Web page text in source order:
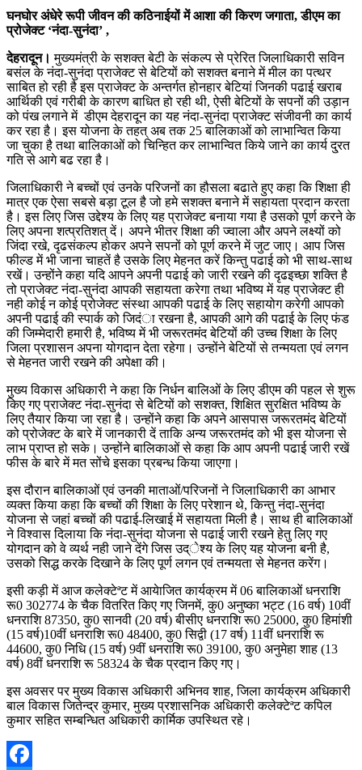
घनघोर अंधेरे रूपी जीवन की कठिनाईयों में आशा की किरण जगाता, डीएम का
प्रोजेक्ट ‘नंदा-सुनंदा’ ,
देहरादून। मुख्यमंत्री के सशक्त बेटी के संकल्प से प्रेरित जिलाधिकारी सविन
बसंल के नंदा-सुनंदा प्राजेक्ट से बेटियों को सशक्त बनाने में मील का पत्थर
साबित हो रही है इस प्राजेक्ट के अन्तर्गत होनहार बेटियां जिनकी पढाई खराब
आर्थिकी एवं गरीबी के कारण बाधित हो रही थी, ऐसी बेटियों के सपनों की उड़ान
को पंख लगाने में डीएम देहरादून का यह नंदा-सुनंदा प्राजेक्ट संजीवनी का कार्य
कर रहा है। इस योजना के तहत् अब तक 25 बालिकाओं को लाभान्वित किया
जा चुका है तथा बालिकाओं को चिन्हित कर लाभान्वित किये जाने का कार्य दु्रत
गति से आगे बढ रहा है।
जिलाधिकारी ने बच्चों एवं उनके परिजनों का हौसला बढाते हुए कहा कि शिक्षा ही
मात्र एक ऐसा सबसे बड़ा टूल है जो हमे सशक्त बनाने में सहायता प्रदान करता
है। इस लिए जिस उद्देश्य के लिए यह प्राजेक्ट बनाया गया है उसको पूर्ण करने के
लिए अपना शत्प्रतिशत् दें। अपने भीतर शिक्षा की ज्वाला और अपने लक्ष्यों को
जिंदा रखे, दृढसंकल्प होकर अपने सपनों को पूर्ण करने में जुट जाए। आप जिस
फील्ड में भी जाना चाहतें है उसके लिए मेहनत करें किन्तु पढाई को भी साथ-साथ
रखें। उन्होंने कहा यदि आपने अपनी पढाई को जारी रखने की दृढइच्छा शक्ति है
तो प्राजेक्ट नंदा-सुनंदा आपकी सहायता करेगा तथा भविष्य में यह प्राजेक्ट ही
नही कोई न कोई प्रोजेक्ट संस्था आपकी पढाई के लिए सहायोग करेगी आपको
अपनी पढाई की स्पार्क को जिदंा रखना है, आपकी आगे की पढाई के लिए फंड
की जिम्मेदारी हमारी है, भविष्य में भी जरूरतमंद बेटियों की उच्च शिक्षा के लिए
जिला प्रशासन अपना योगदान देता रहेगा। उन्होंने बेटियों से तन्मयता एवं लगन
से मेहनत जारी रखने की अपेक्षा की।
मुख्य विकास अधिकारी ने कहा कि निर्धन बालिओं के लिए डीएम की पहल से शुरू
किए गए प्राजेक्ट नंदा-सुनंदा से बेटियों को सशक्त, शिक्षित सुरक्षित भविष्य के
लिए तैयार किया जा रहा है। उन्होंने कहा कि अपने आसपास जरूरतमंद बेटियों
को प्रोजेक्ट के बारे में जानकारी दें ताकि अन्य जरूरतमंद को भी इस योजना से
लाभ प्राप्त हो सके। उन्होंने बालिकाओं से कहा कि आप अपनी पढाई जारी रखें
फीस के बारे में मत सोंचे इसका प्रबन्ध किया जाएगा।
इस दौरान बालिकाओं एवं उनकी माताओं/परिजनों ने जिलाधिकारी का आभार
व्यक्त किया कहा कि बच्चों की शिक्षा के लिए परेशान थे, किन्तु नंदा-सुनंदा
योजना से जहां बच्चों की पढाई-लिखाई में सहायता मिली है। साथ ही बालिकाओं
ने विश्वास दिलाया कि नंदा-सुनंदा योजना से पढाई जारी रखने हेतु लिए गए
योगदान को वे व्यर्थ नही जाने देंगे जिस उद्ेश्य के लिए यह योजना बनी है,
उसको सिद्ध करके दिखाने के लिए पूर्ण लगन एवं तन्मयता से मेहनत करेंग।
इसी कड़ी में आज कलेक्टेªट में आयेाजित कार्यक्रम में 06 बालिकाओं धनराशि
रू0 302774 के चैक वितरित किए गए जिनमें, कु0 अनुष्का भट्ट (16 वर्ष) 10वीं
धनराशि 87350, कु0 सानवी (20 वर्ष) बीसीए धनराशि रू0 25000, कु0 हिमांशी
(15 वर्ष)10वीं धनराशि रू0 48400, कु0 सिद्वी (17 वर्ष) 11वीं धनराशि रू
44600, कु0 निधि (15 वर्ष) 9वीं धनराशि रू0 39100, कु0 अनुमेहा शाह (13
वर्ष) 8वीं धनराशि रू 58324 के चैक प्रदान किए गए।
इस अवसर पर मुख्य विकास अधिकारी अभिनव शाह, जिला कार्यक्रम अधिकारी
बाल विकास जितेन्द्र कुमार, मुख्य प्रशासनिक अधिकारी कलेक्टेªट कपिल
कुमार सहित सम्बन्धित अधिकारी कार्मिक उपस्थित रहे।